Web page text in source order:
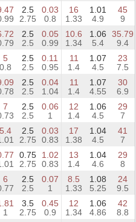
2.5
0.03
2.75 0.8
16 1.01
45
1.33
4.9 9
2.5
0.05
2.5 0.99
10.6 1.06
35.79
1.34
5.4 9.4
5 2.5
0.11
0.8
2.5 0.95
11 1.07
23
1.4
4.5 7.5
2.5
0.04
2.5 1.04
11 1.07
30
1.4
4.55 6.9
7 2.5
0.06
2.5 1
12 1.06
29
1.4
4.5 7
5.4 2.5
0.03
2.75 0.83
17 1.04
41
1.38
4.5 7
0.75
1.02
2.75 0.83
13 1.04
29
1.4
4.6 8
6 2.5
0.07
2.5 1
8.5 1.08
24
1.33
5.25 9.5
3.5
0.45
1
2.75 0.9
12 1.06
42
1.34
4.86 8.8